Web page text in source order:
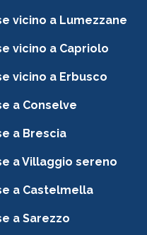
vicino a Lumezzane
vicino a Capriolo
vicino a Erbusco
a Conselve
a Brescia
a Villaggio sereno
a Castelmella
a Sarezzo